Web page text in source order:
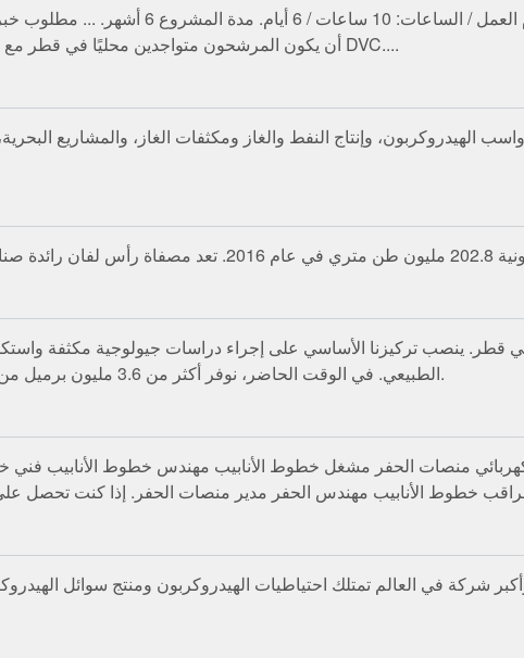
أن يكون المرشحون متواجدين محليًا في قطر مع بطاقة هوية قطرية سارية المفعول وبطاقة هوية شخصية DVC....
وإنتاج النفط والغاز ومكثفات الغاز، والمشاريع
قطر. ينصب تركيزنا الأساسي على إجراء دراسات جيولوجية مكثفة
الطبيعي. في الوقت الحاضر، نوفر أكثر من 3.6 مليون برميل من النفط الخام والمواد الخام يوميًا لصناعة التكرير العالمية.
منصات الحفر مشغل خطوط الأنابيب مهندس خطوط الأنابيب فني
في العالم تمتلك احتياطيات الهيدروكربون ومنتج سوائل